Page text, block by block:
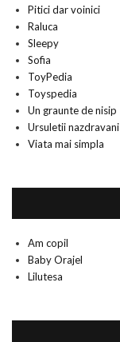
Pitici dar voinici
Raluca
Sleepy
Sofia
ToyPedia
Toyspedia
Un graunte de nisip
Ursuletii nazdravani
Viata mai simpla
Am copil
Baby Orajel
Lilutesa